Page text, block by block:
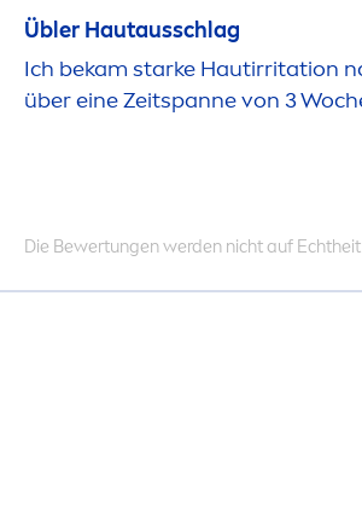
Übler Hautausschlag
Ich bekam starke Hautirritation
über eine Zeitspanne von 3
Die Bewertungen werden nicht auf